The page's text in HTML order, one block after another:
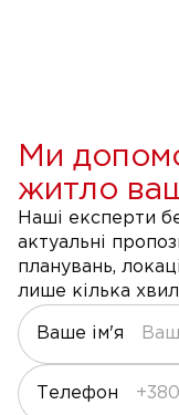
Ми
житло
Наші експерти
актуальні
планувань,
лише кілька
Ваше ім'я
Телефон